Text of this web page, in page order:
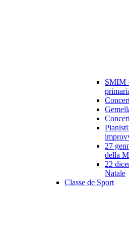
SMIM
27
della
22
Natale
Classe de Sport